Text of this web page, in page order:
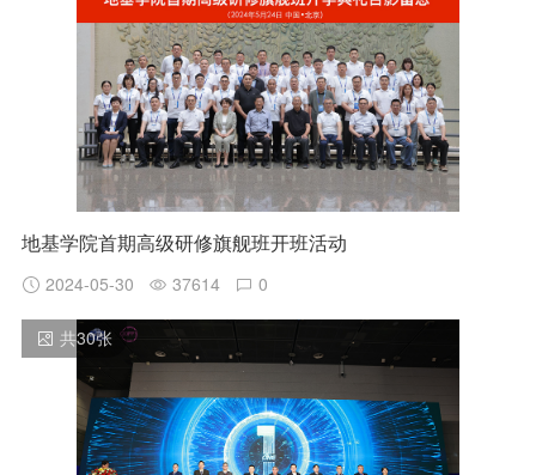
地基学院首期高级研修旗舰班开班活动
2024-05-30 37614 0
共30张